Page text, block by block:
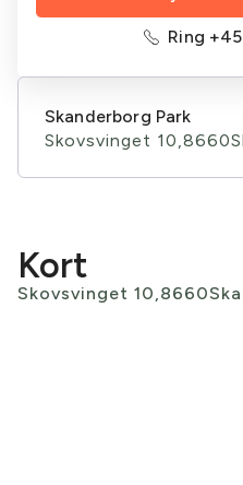
Ring
Skanderborg Park
Skovsvinget 10, 8660
Kort
Skovsvinget 10, 8660